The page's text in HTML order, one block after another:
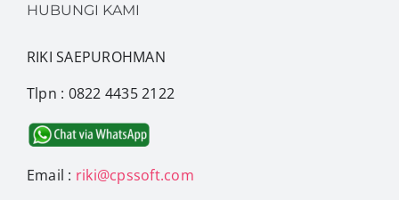
HUBUNGI KAMI
RIKI SAEPUROHMAN
Tlpn : 0822 4435 2122
Email : riki@cpssoft.com